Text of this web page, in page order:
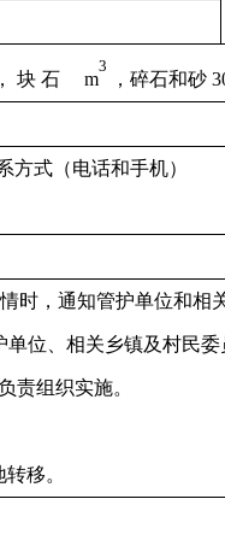
块 石 m
3
，碎石和砂
方式（电话和手机）
，通知管护单位和相
单位、相关乡镇及村民
责组织实施。
移。